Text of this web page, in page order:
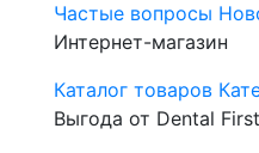
Частые вопросы
Интернет-магазин
Каталог товаров
Выгода от Dental First